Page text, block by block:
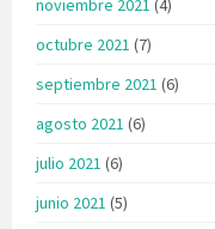
noviembre 2021 (4)
octubre 2021 (7)
septiembre 2021 (6)
agosto 2021 (6)
julio 2021 (6)
junio 2021 (5)